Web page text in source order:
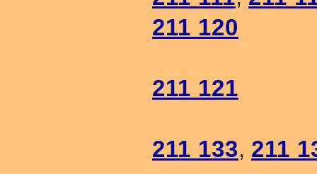
211 120
211 121
211 133, 211